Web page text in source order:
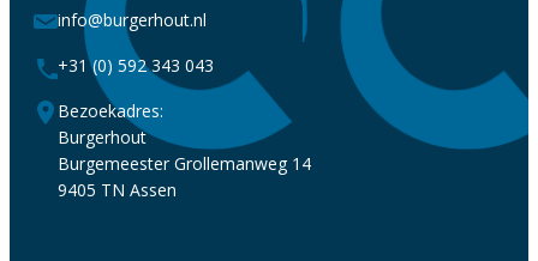
info@burgerhout.nl
+31 (0) 592 343 043
Bezoekadres:
Burgerhout
Burgemeester Grollemanweg 14
9405 TN Assen